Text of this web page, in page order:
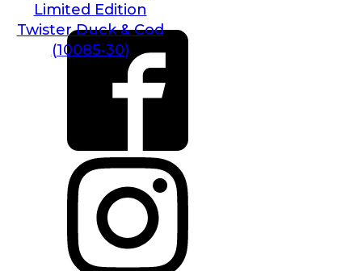
Limited Edition
Twister Duck & Cod
(10085-30)